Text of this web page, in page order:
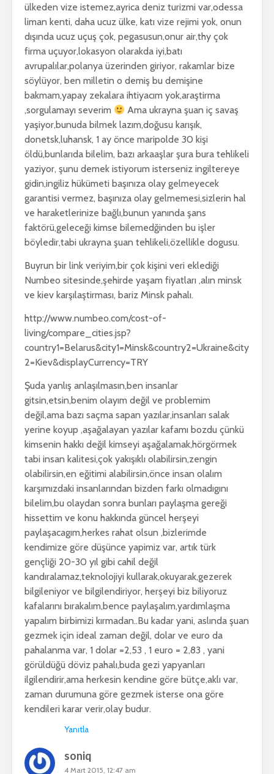
ülkeden vize istemez,ayrica deniz turizmi var,odessa
liman kenti, daha ucuz ülke, katı vize rejimi yok, onun
dışında ucuz uçuş çok, pegasusun,onur air,thy çok
firma uçuyor,lokasyon olarakda iyi,batı
avrupalılar,polanya üzerinden giriyor, rakamlar bize
söylüyor, ben milletin o demiş bu demişine
bakmam,yapay zekalara ihtiyacım yok,araştirma
,sorgulamayı severim
Ama ukrayna şuan iç savaş
yaşiyor,bunuda bilmek lazım,doğusu karışık,
donetsk,luhansk, 1 ay önce maripolde 30 kişi
öldü,bunlarıda bilelim, bazı arkaaşlar şura bura tehlikeli
yaziyor, şunu demek istiyorum isterseniz ingiltereye
gidin,ingiliz hükümeti başınıza olay gelmeyecek
garantisi vermez, başınıza olay gelmemesi,sizlerin hal
ve haraketlerinize bağlı,bunun yanında şans
faktörü,geleceği kimse bilemedğinden bu işler
böyledir,tabi ukrayna şuan tehlikeli,özellikle dogusu.
Buyrun bir link veriyim,bir çok kişini veri eklediği
Numbeo sitesinde,şehirde yaşam fiyatları ,alın minsk
ve kiev karşılaştirması, bariz Minsk pahalı.
http://www.numbeo.com/cost-of-
living/compare_cities.jsp?
country1=Belarus&city1=Minsk&country2=Ukraine&city
2=Kiev&displayCurrency=TRY
Şuda yanlış anlaşılmasın,ben insanlar
gitsin,etsin,benim olayım değil ve problemim
değil,ama bazı saçma sapan yazılar,insanları salak
yerine koyup ,aşağalayan yazılar kafamı bozdu çünkü
kimsenin hakkı değil kimseyi aşağalamak,hörgörmek
tabi insan kalitesi,çok yakışıklı olabilirsin,zengin
olabilirsin,en eğitimi alabilirsin,önce insan olalım
karşımızdaki insanlarından bizden farkı olmadıgını
bilelim,bu olaydan sonra bunları paylaşma gereği
hissettim ve konu hakkında güncel herşeyi
paylaşacagım,herkes rahat olsun ,bizlerimde
kendimize göre düşünce yapimiz var, artık türk
gençliği 20-30 yıl gibi cahil değil
kandıralamaz,teknolojiyi kullarak,okuyarak,gezerek
bilgileniyor ve bilgilendiriyor, herşeyi biz biliyoruz
kafalarını bırakalım,bence paylaşalım,yardımlaşma
yapalım birbimizi kırmadan..Bu kadar yani, aslında şuan
gezmek için ideal zaman değil, dolar ve euro da
pahalanma var, 1 dolar =2,53 , 1 euro = 2,83 , yani
görüldüğü döviz pahalı,buda gezi yapyanları
ilgilendirir,ama herkesin kendine göre bütçe,aklı var,
zaman durumuna göre gezmek isterse ona göre
kendileri karar verir,olay budur.
Yanıtla
soniq
4 Mart 2015, 12:47 am